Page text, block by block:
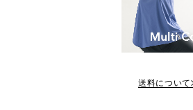
送料について